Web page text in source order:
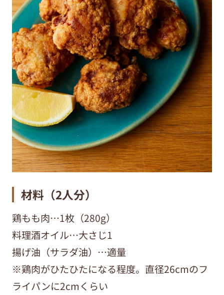
材料（2人分）
鶏もも肉…1枚（280g）
料理酒オイル…大さじ1
揚げ油（サラダ油）…適量
※鶏肉がひたひたになる程度。直径26cmのフ
ライパンに2cmくらい